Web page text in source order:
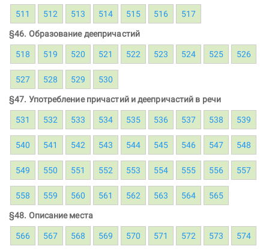
511 512 513 514 515 516 517
§46. Образование деепричастий
518 519 520 521 522 523 524 525 526
527 528 529 530
§47. Употребление причастий и деепричастий в речи
531 532 533 534 535 536 537 538 539
540 541 542 543 544 545 546 547 548
549 550 551 552 553 554 555 556 557
558 559 560 561 562 563 564 565
§48. Описание места
566 567 568 569 570 571 572 573 574